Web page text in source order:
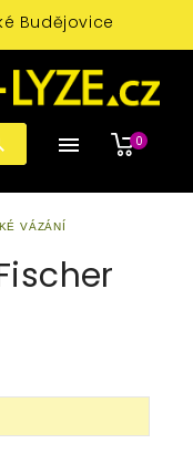
Budějovice
 0
VÁZÁNÍ